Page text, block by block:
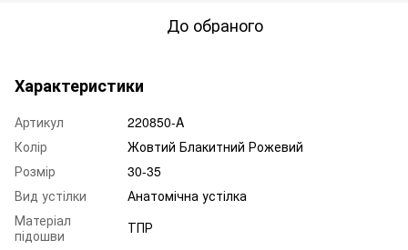
До обраного
Характеристики
Артикул
220850-A
Колір
Жовтий Блакитний Рожевий
Розмір
30-35
Вид устілки
Анатомічна устілка
Матеріал
підошви
ТПР